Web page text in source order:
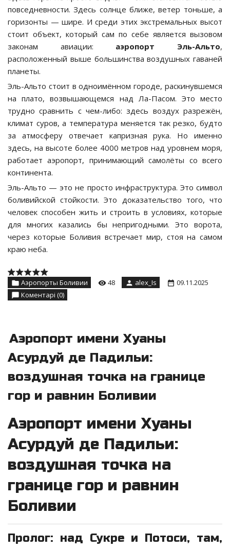
повседневности. Здесь солнце ближе, ветер тоньше, а
горизонты — шире. И среди этих экстремальных высот
стоит объект, который сам по себе является вызовом
законам авиации: аэропорт Эль-Альто,
расположенный выше большинства воздушных гаваней
планеты.
Эль-Альто стоит в одноимённом городе, раскинувшемся
на плато, возвышающемся над Ла-Пасом. Это место
трудно сравнить с чем-либо: здесь воздух разрежён,
климат суров, а температура меняется так резко, будто
за атмосферу отвечает капризная рука. Но именно
здесь, на высоте более 4000 метров над уровнем моря,
работает аэропорт, принимающий самолёты со всего
континента.
Эль-Альто — это не просто инфраструктура. Это символ
боливийской стойкости. Это доказательство того, что
человек способен жить и строить в условиях, которые
для многих казались бы непригодными. Это ворота,
через которые Боливия встречает мир, стоя на самом
краю неба.
Аэропорты Боливии 48 alex_Is
09.11.2025
Коментарі (0)
Аэропорт имени Хуаны
Асурдуй де Падильи:
воздушная точка на границе
гор и равнин Боливии
Аэропорт имени Хуаны
Асурдуй де Падильи:
воздушная точка на
границе гор и равнин
Боливии
Пролог: над Сукре и Потоси, там,